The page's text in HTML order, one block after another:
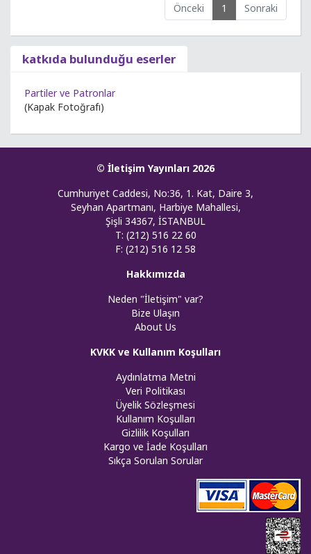
Önceki
1 Sonraki
katkıda bulunduğu eserler
Partiler ve Patronlar
(Kapak Fotoğrafı)
© İletişim Yayınları 2026
Cumhuriyet Caddesi, No:36, 1. Kat, Daire 3,
Seyhan Apartmanı, Harbiye Mahallesi,
Şişli 34367, İSTANBUL
T: (212) 516 22 60
F: (212) 516 12 58
Hakkımızda
Neden "İletişim" var?
Bize Ulaşın
About Us
KVKK ve Kullanım Koşulları
Aydınlatma Metni
Veri Politikası
Üyelik Sözleşmesi
Kullanım Koşulları
Gizlilik Koşulları
Kargo ve İade Koşulları
Sıkça Sorulan Sorular